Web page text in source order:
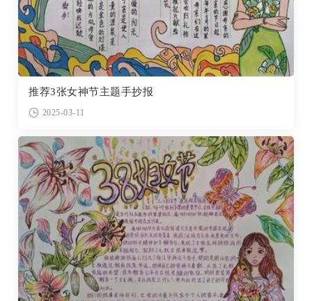
推荐3张女神节主题手抄报
2025-03-11